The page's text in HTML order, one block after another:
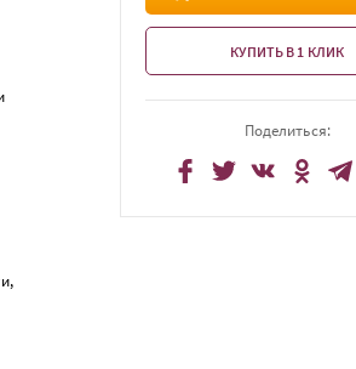
КУПИТЬ В 1 КЛИК
Поделиться: